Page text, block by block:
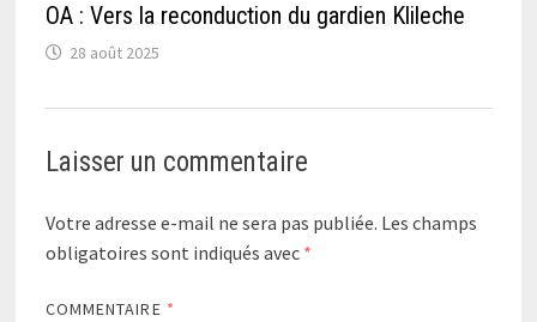
OA : Vers la reconduction du gardien Klileche
28 août 2025
Laisser un commentaire
Votre adresse e-mail ne sera pas publiée. Les champs
obligatoires sont indiqués avec *
COMMENTAIRE *